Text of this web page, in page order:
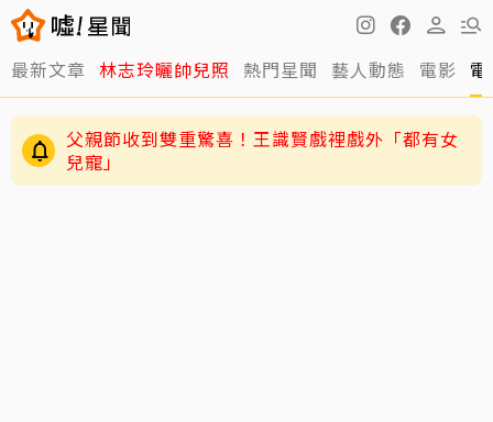
最新文章 林志玲曬帥兒照 熱門星聞 藝人動態 電影
父親節收到雙重驚喜！王識賢戲裡戲外「都有女
兒寵」